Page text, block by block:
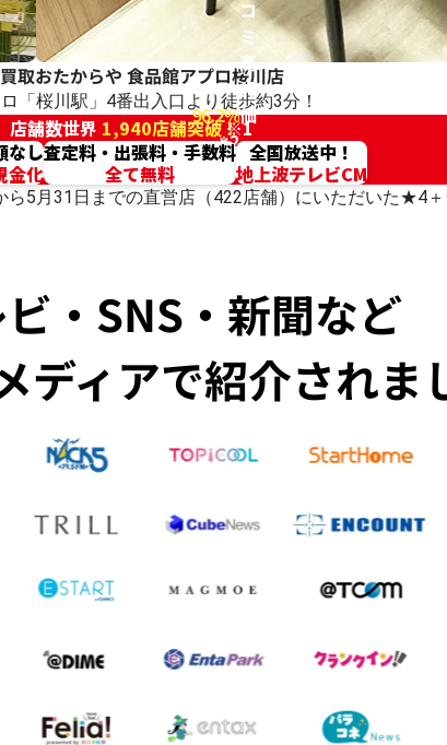
取おたからや食品館アプロ桜川店
「桜川駅」4番出入口より徒歩約3分！
店舗数世界 1,940店舗突破！※1
コ
ミ
高
評
価
96.2%
※2
なし
金化
査定料・出張料・手数料
全て無料
全国放送中！
地上波テレビCM
ら5月31日までの直営店（422店舗）にいただいた★4
・SNS・新聞など
ディアで紹介されま